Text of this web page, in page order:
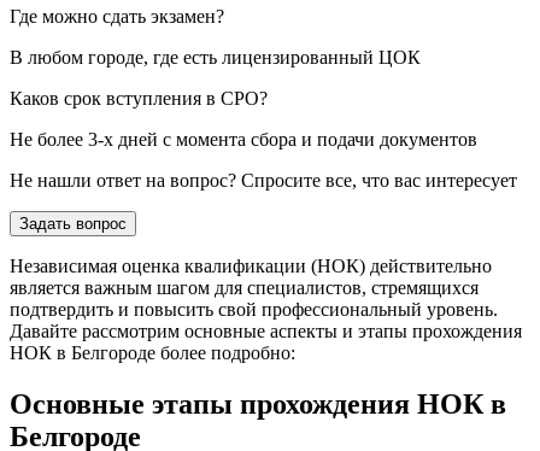
Где можно сдать экзамен?
В любом городе, где есть лицензированный ЦОК
Каков срок вступления в СРО?
Не более 3-х дней с момента сбора и подачи документов
Не нашли ответ на вопрос? Спросите все, что вас интересует
Задать вопрос
Независимая оценка квалификации (НОК) действительно
является важным шагом для специалистов, стремящихся
подтвердить и повысить свой профессиональный уровень.
Давайте рассмотрим основные аспекты и этапы прохождения
НОК в Белгороде более подробно:
Основные этапы прохождения НОК в
Белгороде